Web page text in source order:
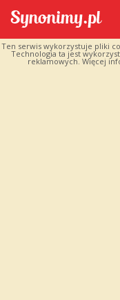
Ten serwis wykorzystuje pliki
Technologia ta jest
reklamowych. Więcej